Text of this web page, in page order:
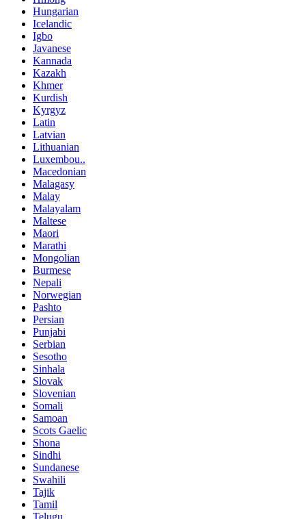
Hungarian
Icelandic
Igbo
Javanese
Kannada
Kazakh
Khmer
Kurdish
Kyrgyz
Latin
Latvian
Lithuanian
Luxembou..
Macedonian
Malagasy
Malay
Malayalam
Maltese
Maori
Marathi
Mongolian
Burmese
Nepali
Norwegian
Pashto
Persian
Punjabi
Serbian
Sesotho
Sinhala
Slovak
Slovenian
Somali
Samoan
Scots Gaelic
Shona
Sindhi
Sundanese
Swahili
Tajik
Tamil
Telugu